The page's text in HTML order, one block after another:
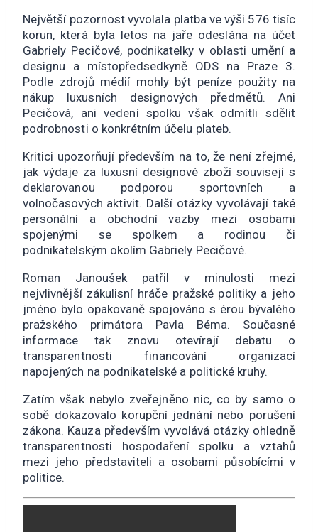
Největší pozornost vyvolala platba ve výši 576 tisíc
korun, která byla letos na jaře odeslána na účet
Gabriely Pecičové, podnikatelky v oblasti umění a
designu a místopředsedkyně ODS na Praze 3.
Podle zdrojů médií mohly být peníze použity na
nákup luxusních designových předmětů. Ani
Pecičová, ani vedení spolku však odmítli sdělit
podrobnosti o konkrétním účelu plateb.
Kritici upozorňují především na to, že není zřejmé,
jak výdaje za luxusní designové zboží souvisejí s
deklarovanou podporou sportovních a
volnočasových aktivit. Další otázky vyvolávají také
personální a obchodní vazby mezi osobami
spojenými se spolkem a rodinou či
podnikatelským okolím Gabriely Pecičové.
Roman Janoušek patřil v minulosti mezi
nejvlivnější zákulisní hráče pražské politiky a jeho
jméno bylo opakovaně spojováno s érou bývalého
pražského primátora Pavla Béma. Současné
informace tak znovu otevírají debatu o
transparentnosti financování organizací
napojených na podnikatelské a politické kruhy.
Zatím však nebylo zveřejněno nic, co by samo o
sobě dokazovalo korupční jednání nebo porušení
zákona. Kauza především vyvolává otázky ohledně
transparentnosti hospodaření spolku a vztahů
mezi jeho představiteli a osobami působícími v
politice.